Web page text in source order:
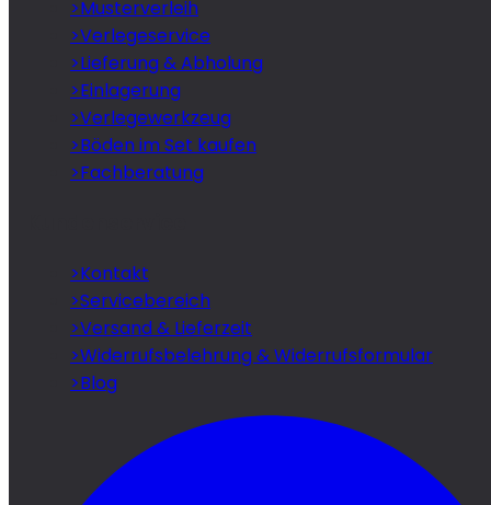
>Musterverleih
>Verlegeservice
>Lieferung & Abholung
>Einlagerung
>Verlegewerkzeug
>Böden im Set kaufen
>Fachberatung
>Kontakt
>Servicebereich
>Versand & Lieferzeit
>Widerrufsbelehrung & Widerrufsformular
>Blog